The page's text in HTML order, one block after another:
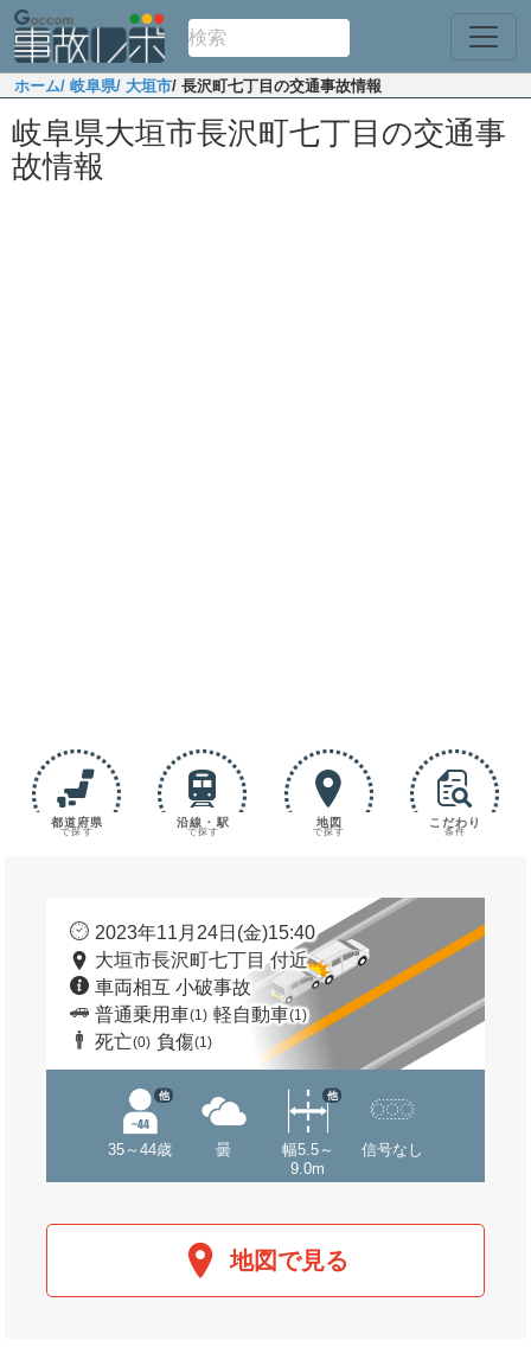
ホーム/ 岐阜県/ 大垣市/ 長沢町七丁目の交通事故情報
岐阜県大垣市長沢町七丁目の交通事
故情報
都道府県
で探す
沿線・駅
で探す
地図
で探す
こだわり
条件
2023年11月24日(金)15:40
大垣市長沢町七丁目 付近
車両相互 小破事故
普通乗用車(1) 軽自動車(1)
死亡(0) 負傷(1)
35～44歳
他
曇
幅5.5～
9.0m
他
信号なし
地図で見る